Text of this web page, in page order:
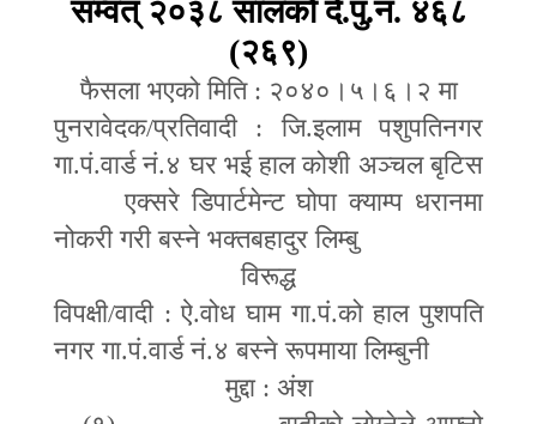
सम्वत् २०३८ सालको दे.पु.नं. ४६८
(२६९)
फैसला भएको मिति : २०४०।५।६।२ मा
पुनरावेदक/प्रतिवादी : जि.इलाम पशुपतिनगर
गा.पं.वार्ड नं.४ घर भई हाल कोशी अञ्चल बृटिस
एक्सरे डिपार्टमेन्ट घोपा क्याम्प धरानमा
नोकरी गरी बस्ने भक्तबहादुर लिम्बु
विरूद्ध
विपक्षी/वादी : ऐ.वोध घाम गा.पं.को हाल पुशपति
नगर गा.पं.वार्ड नं.४ बस्ने रूपमाया लिम्बुनी
मुद्दा : अंश